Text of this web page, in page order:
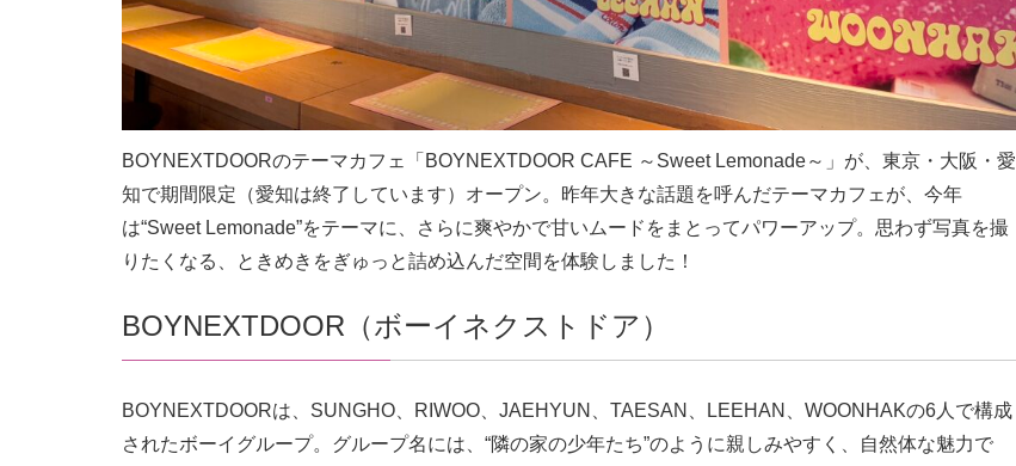
BOYNEXTDOORのテーマカフェ「BOYNEXTDOOR CAFE ～Sweet Lemonade～」が、東京・大阪・愛
知で期間限定（愛知は終了しています）オープン。昨年大きな話題を呼んだテーマカフェが、今年
は“Sweet Lemonade”をテーマに、さらに爽やかで甘いムードをまとってパワーアップ。思わず写真を撮
りたくなる、ときめきをぎゅっと詰め込んだ空間を体験しました！
BOYNEXTDOOR（ボーイネクストドア）
BOYNEXTDOORは、SUNGHO、RIWOO、JAEHYUN、TAESAN、LEEHAN、WOONHAKの6人で構成
されたボーイグループ。グループ名には、“隣の家の少年たち”のように親しみやすく、自然体な魅力で